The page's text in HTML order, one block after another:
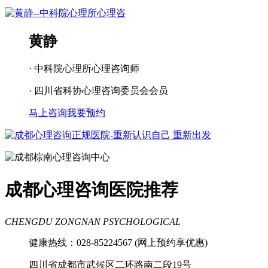
黄静
· 中科院心理所心理咨询师
· 四川省科协心理咨询委员会会员
马上咨询我要预约
成都看心理疾病 成都心理辅导
理咨询医院 成都青少年心理咨询机构
成都心理咨询医院推荐
CHENGDU ZONGNAN PSYCHOLOGICAL
健康热线：028-85224567 (网上预约享优惠)
四川省成都市武候区二环路南二段19号